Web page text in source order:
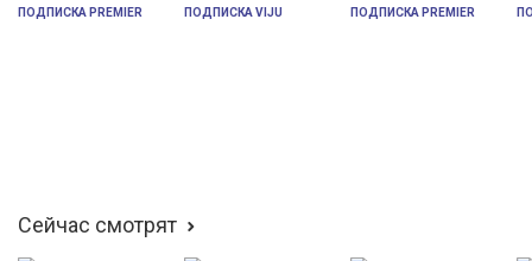
ПОДПИСКА PREMIER ПОДПИСКА VIJU ПОДПИСКА PREMIER
Сейчас смотрят